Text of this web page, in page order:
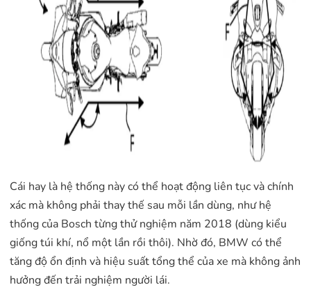
Cái hay là hệ thống này có thể hoạt động liên tục và chính
xác mà không phải thay thế sau mỗi lần dùng, như hệ
thống của Bosch từng thử nghiệm năm 2018 (dùng kiểu
giống túi khí, nổ một lần rồi thôi). Nhờ đó, BMW có thể
tăng độ ổn định và hiệu suất tổng thể của xe mà không ảnh
hưởng đến trải nghiệm người lái.